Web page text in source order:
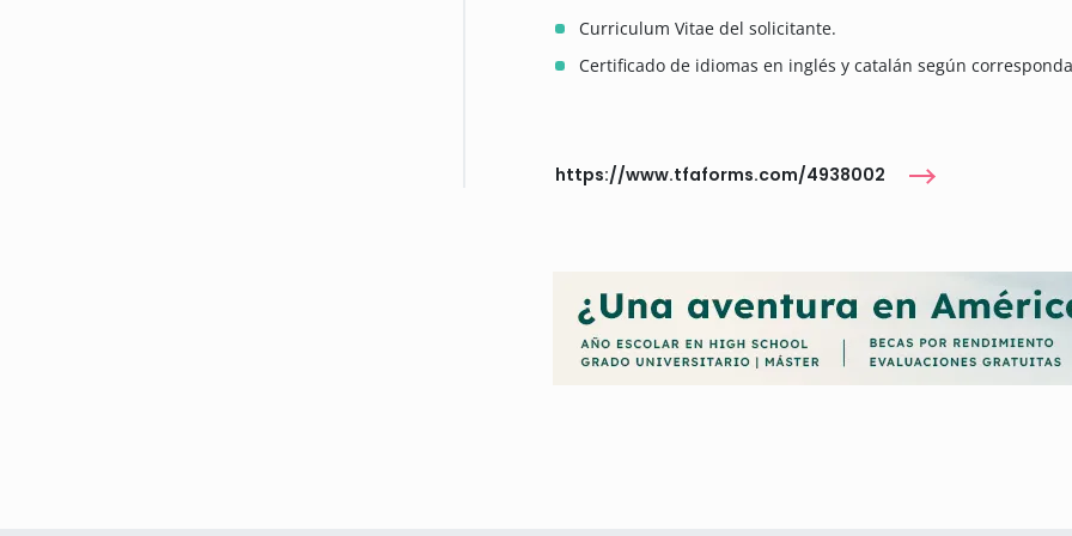
Curriculum Vitae del solicitante.
Certificado de idiomas en inglés y catalán según
https://www.tfaforms.com/4938002